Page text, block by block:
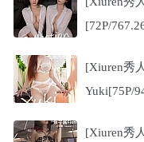
[72P/
[Xiuren秀
Yuki[75P/
[Xiuren秀